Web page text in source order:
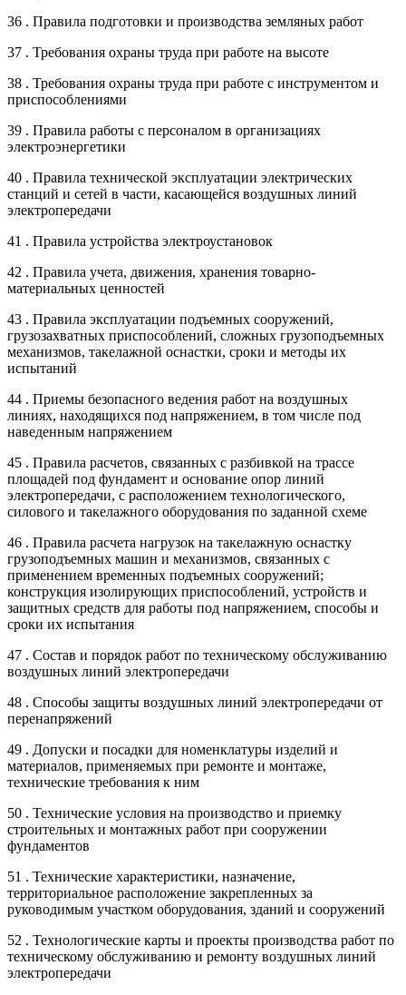
36 . Правила подготовки и производства земляных работ
37 . Требования охраны труда при работе на высоте
38 . Требования охраны труда при работе с инструментом и
приспособлениями
39 . Правила работы с персоналом в организациях
электроэнергетики
40 . Правила технической эксплуатации электрических
станций и сетей в части, касающейся воздушных линий
электропередачи
41 . Правила устройства электроустановок
42 . Правила учета, движения, хранения товарно-
материальных ценностей
43 . Правила эксплуатации подъемных сооружений,
грузозахватных приспособлений, сложных грузоподъемных
механизмов, такелажной оснастки, сроки и методы их
испытаний
44 . Приемы безопасного ведения работ на воздушных
линиях, находящихся под напряжением, в том числе под
наведенным напряжением
45 . Правила расчетов, связанных с разбивкой на трассе
площадей под фундамент и основание опор линий
электропередачи, с расположением технологического,
силового и такелажного оборудования по заданной схеме
46 . Правила расчета нагрузок на такелажную оснастку
грузоподъемных машин и механизмов, связанных с
применением временных подъемных сооружений;
конструкция изолирующих приспособлений, устройств и
защитных средств для работы под напряжением, способы и
сроки их испытания
47 . Состав и порядок работ по техническому обслуживанию
воздушных линий электропередачи
48 . Способы защиты воздушных линий электропередачи от
перенапряжений
49 . Допуски и посадки для номенклатуры изделий и
материалов, применяемых при ремонте и монтаже,
технические требования к ним
50 . Технические условия на производство и приемку
строительных и монтажных работ при сооружении
фундаментов
51 . Технические характеристики, назначение,
территориальное расположение закрепленных за
руководимым участком оборудования, зданий и сооружений
52 . Технологические карты и проекты производства работ по
техническому обслуживанию и ремонту воздушных линий
электропередачи